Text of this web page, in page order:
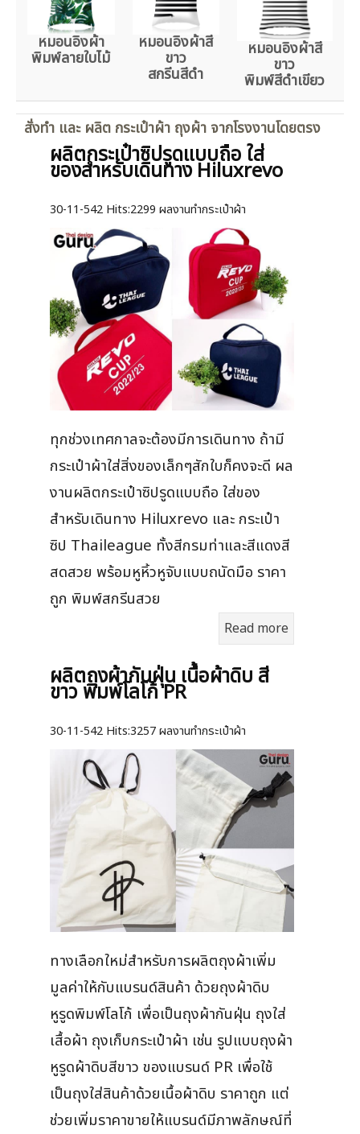
หมอนอิงผ้า
พิมพ์ลายใบไม้
หมอนอิงผ้าสี
ขาว
สกรีนสีดำ
หมอนอิงผ้าสี
ขาว
พิมพ์สีดำเขียว
สั่งทำ และ ผลิต กระเป๋าผ้า ถุงผ้า จากโรงงานโดยตรง
ผลิตกระเป๋าซิปรูดแบบถือ ใส่
ของสำหรับเดินทาง Hiluxrevo
30-11-542 Hits:2299 ผลงานทำกระเป๋าผ้า
ทุกช่วงเทศกาลจะต้องมีการเดินทาง ถ้ามี
กระเป๋าผ้าใส่สิ่งของเล็กๆสักใบก็คงจะดี ผล
งานผลิตกระเป๋าซิปรูดแบบถือ ใส่ของ
สำหรับเดินทาง Hiluxrevo และ กระเป๋า
ซิป Thaileague ทั้งสีกรมท่าและสีแดงสี
สดสวย พร้อมหูหิ้วหูจับแบบถนัดมือ ราคา
ถูก พิมพ์สกรีนสวย
Read more
ผลิตถุงผ้ากันฝุ่น เนื้อผ้าดิบ สี
ขาว พิมพ์โลโก้ PR
30-11-542 Hits:3257 ผลงานทำกระเป๋าผ้า
ทางเลือกใหม่สำหรับการผลิตถุงผ้าเพิ่ม
มูลค่าให้กับแบรนด์สินค้า ด้วยถุงผ้าดิบ
หูรูดพิมพ์โลโก้ เพื่อเป็นถุงผ้ากันฝุ่น ถุงใส่
เสื้อผ้า ถุงเก็บกระเป๋าผ้า เช่น รูปแบบถุงผ้า
หูรูดผ้าดิบสีขาว ของแบรนด์ PR เพื่อใช้
เป็นถุงใส่สินค้าด้วยเนื้อผ้าดิบ ราคาถูก แต่
ช่วยเพิ่มราคาขายให้แบรนด์มีภาพลักษณ์ที่